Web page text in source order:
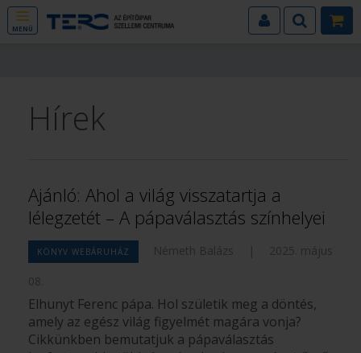
MENÜ
Hírek
Ajánló: Ahol a világ visszatartja a
lélegzetét – A pápaválasztás színhelyei
KÖNYV WEBÁRUHÁZ Németh Balázs |
2025. május
08.
Elhunyt Ferenc pápa. Hol születik meg a döntés,
amely az egész világ figyelmét magára vonja?
Cikkünkben bemutatjuk a pápaválasztás